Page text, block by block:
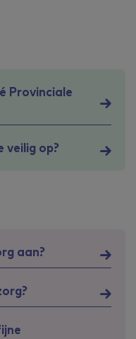
Provinciale
veilig op?
aan?